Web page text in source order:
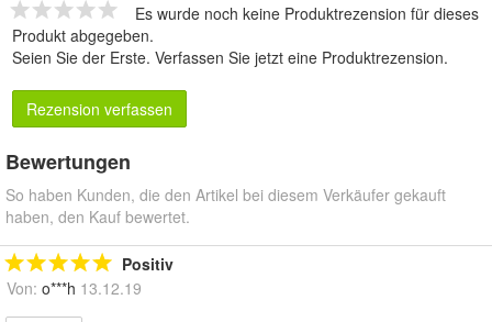
Es wurde noch keine Produktrezension für dieses
Produkt abgegeben.
Seien Sie der Erste. Verfassen Sie jetzt eine Produktrezension.
Rezension verfassen
Bewertungen
So haben Kunden, die den Artikel bei diesem Verkäufer gekauft
haben, den Kauf bewertet.
Positiv
Von: o***h 13.12.19